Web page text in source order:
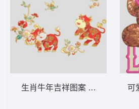
生肖牛年吉祥图案 喜庆过年牛可